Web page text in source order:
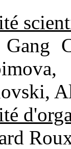
Gang